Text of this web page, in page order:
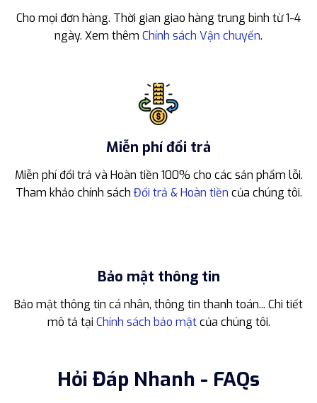
Cho mọi đơn hàng. Thời gian giao hàng trung bình từ 1-4
ngày. Xem thêm Chính sách Vận chuyển.
Miễn phí đổi trả
Miễn phí đổi trả và Hoàn tiền 100% cho các sản phẩm lỗi.
Tham khảo chính sách Đổi trả & Hoàn tiền của chúng tôi.
Bảo mật thông tin
Bảo mật thông tin cá nhân, thông tin thanh toán... Chi tiết
mô tả tại Chính sách bảo mậtcủa chúng tôi.
Hỏi Đáp Nhanh - FAQs